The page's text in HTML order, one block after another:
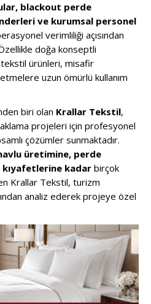
blackout perde
ve kurumsal personel
verimliliği açısından
doğa konseptli
ürünleri, misafir
uzun ömürlü kullanım
biri olan Krallar Tekstil,
projeleri için profesyonel
çözümler sunmaktadır.
üretimine, perde
kadarbirçok
Krallar Tekstil, turizm
analiz ederek projeye özel